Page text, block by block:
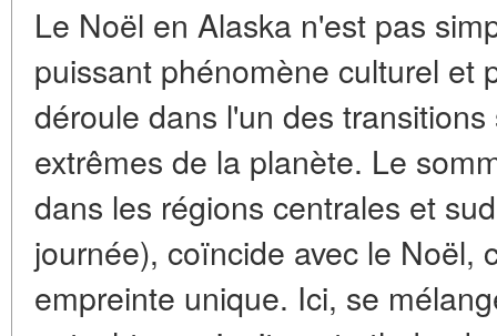
Le Noël en Alaska n'est pas
puissant phénomène culturel et
déroule dans l'un des
extrêmes de la planète. Le
dans les régions centrales et
journée), coïncide avec le Noël,
empreinte unique. Ici, se